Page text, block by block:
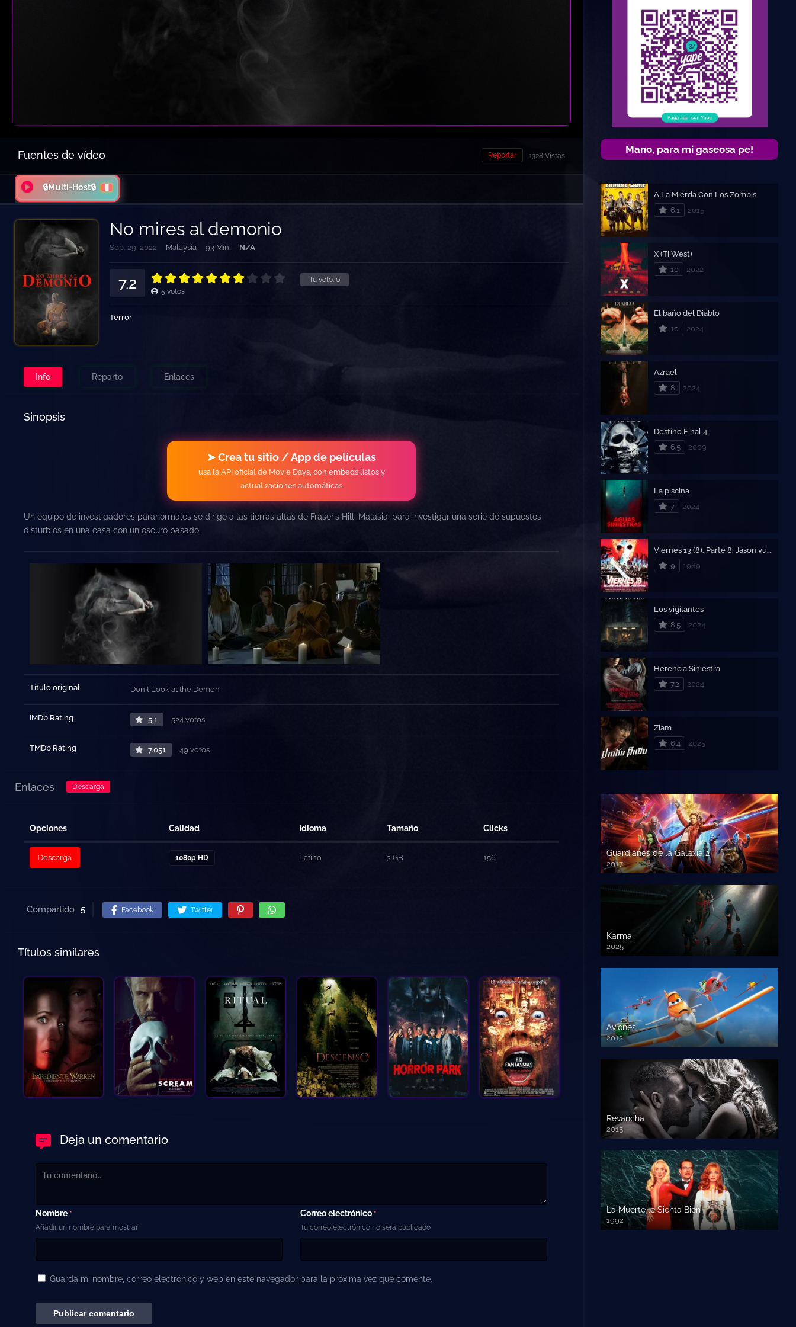
Fuentes de vídeo 1328 Vistas
Reportar
🔒Multi-Host🔒
No mires al demonio
Sep. 29, 2022 Malaysia 93 Min. N/A
Tu voto: 0
7.2 5 votos
Terror
Info Reparto Enlaces
Sinopsis
➤ Crea tu sitio / App de películas
usa la API oficial de Movie Days, con embeds listos y
actualizaciones automáticas
Un equipo de investigadores paranormales se dirige a las tierras altas de Fraser’s Hill, Malasia, para investigar una serie de supuestos
disturbios en una casa con un oscuro pasado.
Título original Don't Look at the Demon
IMDb Rating 5.1 524 votos
TMDb Rating 7.051 49 votos
Enlaces Descarga
Opciones Calidad Idioma Tamaño Clicks
Descarga 1080p HD Latino 3 GB 156
Compartido 5 Facebook Twitter
Títulos similares
Deja un comentario
Nombre *
Añadir un nombre para mostrar
Correo electrónico *
Tu correo electrónico no será publicado
Guarda mi nombre, correo electrónico y web en este navegador para la próxima vez que comente.
Mano, para mi gaseosa pe!
A La Mierda Con Los Zombis
6.1
2015
X (Ti West)
10
2022
El baño del Diablo
10
2024
Azrael
8
2024
Destino Final 4
6.5
2009
La piscina
7
2024
Viernes 13 (8). Parte 8: Jason vuelve… para siempre
9
1989
Los vigilantes
8.5
2024
Herencia Siniestra
7.2
2024
Ziam
6.4
2025
Guardianes de la Galaxia 2
2017
720p HD
Karma
2025
Aviones
2013
720 HD
Revancha
2015
720p HD
La Muerte le Sienta Bien
1992
720p HD